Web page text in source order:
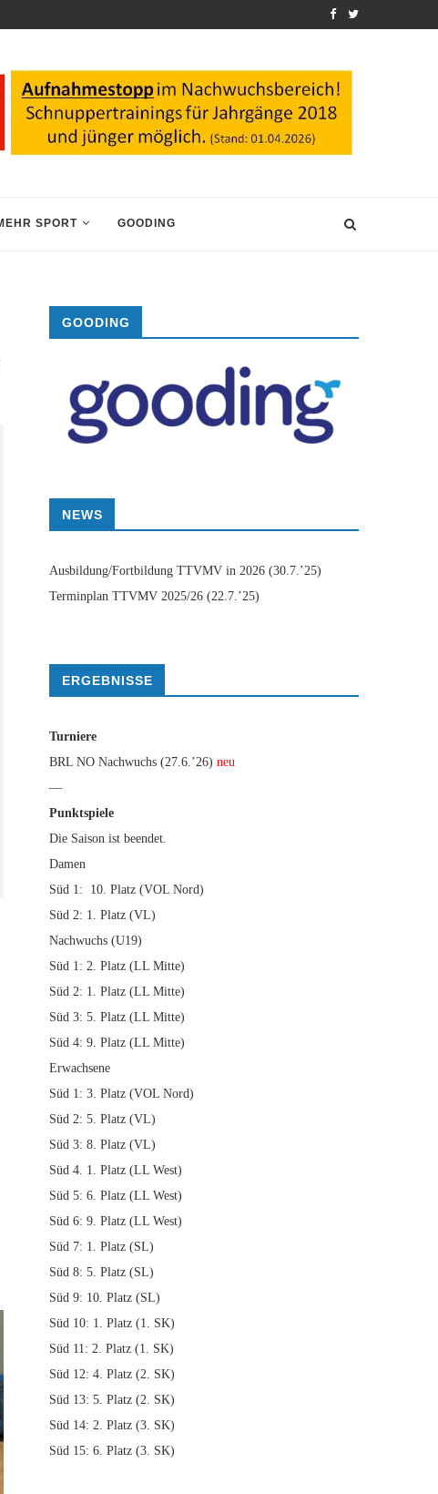
SPORT GOODING
GOODING
NEWS
Ausbildung/Fortbildung TTVMV in 2026 (30.7.’25)
Terminplan TTVMV 2025/26 (22.7.’25)
ERGEBNISSE
Turniere
BRL NO Nachwuchs (27.6.’26) neu
—
Punktspiele
Die Saison ist beendet.
Damen
Süd 1: 10. Platz (VOL Nord)
Süd 2: 1. Platz (VL)
Nachwuchs (U19)
Süd 1: 2. Platz (LL Mitte)
Süd 2: 1. Platz (LL Mitte)
Süd 3: 5. Platz (LL Mitte)
Süd 4: 9. Platz (LL Mitte)
Erwachsene
Süd 1: 3. Platz (VOL Nord)
Süd 2: 5. Platz (VL)
Süd 3: 8. Platz (VL)
Süd 4. 1. Platz (LL West)
Süd 5: 6. Platz (LL West)
Süd 6: 9. Platz (LL West)
Süd 7: 1. Platz (SL)
Süd 8: 5. Platz (SL)
Süd 9: 10. Platz (SL)
Süd 10: 1. Platz (1. SK)
Süd 11: 2. Platz (1. SK)
Süd 12: 4. Platz (2. SK)
Süd 13: 5. Platz (2. SK)
Süd 14: 2. Platz (3. SK)
Süd 15: 6. Platz (3. SK)